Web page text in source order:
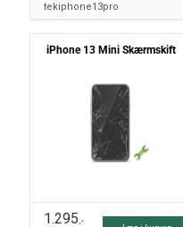
tekiphone13pro
iPhone 13 Mini Skærmskift
1.295,-